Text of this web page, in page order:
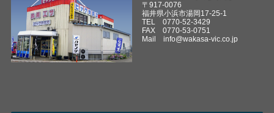
〒917-0076
福井県小浜市湯岡17-25-1
TEL 0770-52-3429
FAX 0770-53-0751
Mailinfo@wakasa-vic.co.jp